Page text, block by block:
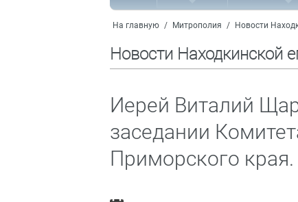
На главную / Митрополия / Новости
Новости Находкинской
Иерей Виталий
заседании
Приморского края.